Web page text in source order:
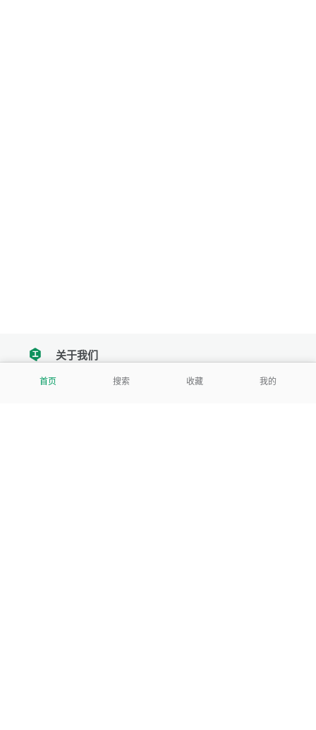
首页 搜索 收藏 我的
tencent关于我们
我们努力把每一个工具做成批量处理的产品